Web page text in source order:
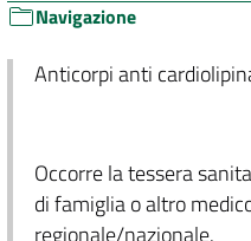
Navigazione
Anticorpi anti
Occorre la tessera
di famiglia o altro
regionale/nazionale.